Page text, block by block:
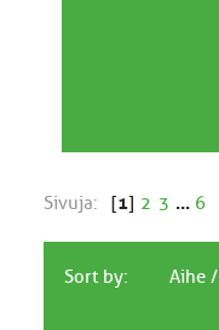
Sivuja: [1] 2 3 ... 6
Sort by: Aihe/